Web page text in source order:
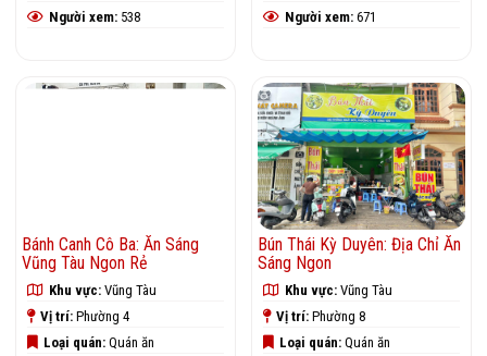
Người xem: 538
Người xem: 671
Bánh Canh Cô Ba: Ăn Sáng
Vũng Tàu Ngon Rẻ
Khu vực: Vũng Tàu
Vị trí: Phường 4
Loại quán: Quán ăn
Bún Thái Kỳ Duyên: Địa Chỉ Ăn
Sáng Ngon
Khu vực: Vũng Tàu
Vị trí: Phường 8
Loại quán: Quán ăn